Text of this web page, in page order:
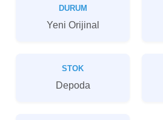
DURUM
Yeni Orijinal
STOK
Depoda